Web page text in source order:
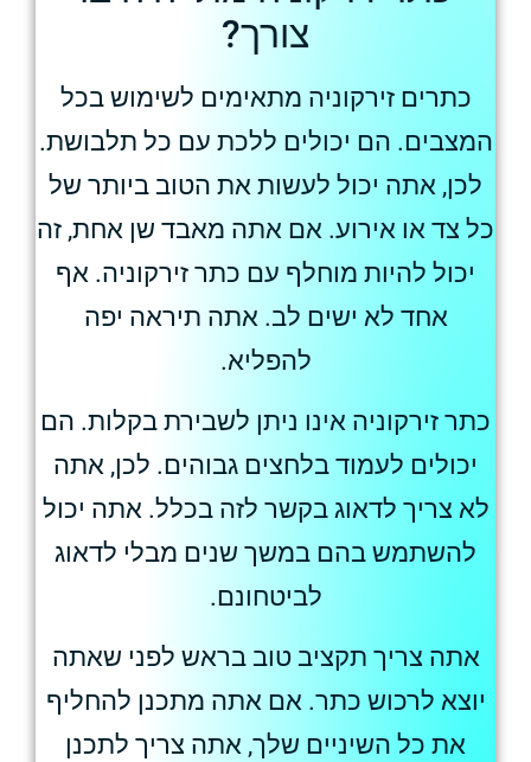
צורך?
כתרים זירקוניה מתאימים לשימוש בכל
המצבים. הם יכולים ללכת עם כל תלבושת.
לכן, אתה יכול לעשות את הטוב ביותר של
כל צד או אירוע. אם אתה מאבד שן אחת, זה
יכול להיות מוחלף עם כתר זירקוניה. אף
אחד לא ישים לב. אתה תיראה יפה
להפליא.
כתר זירקוניה אינו ניתן לשבירת בקלות. הם
יכולים לעמוד בלחצים גבוהים. לכן, אתה
לא צריך לדאוג בקשר לזה בכלל. אתה יכול
להשתמש בהם במשך שנים מבלי לדאוג
לביטחונם.
אתה צריך תקציב טוב בראש לפני שאתה
יוצא לרכוש כתר. אם אתה מתכנן להחליף
את כל השיניים שלך, אתה צריך לתכנן